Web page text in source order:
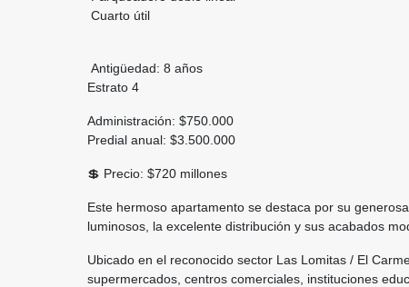
Cuarto útil
Antigüedad: 8 años
Estrato 4
Administración: $750.000
Predial anual: $3.500.000
💲 Precio: $720 millones
Este hermoso apartamento se destaca por su
luminosos, la excelente distribución y sus acabados
Ubicado en el reconocido sector Las Lomitas / El
supermercados, centros comerciales, instituciones